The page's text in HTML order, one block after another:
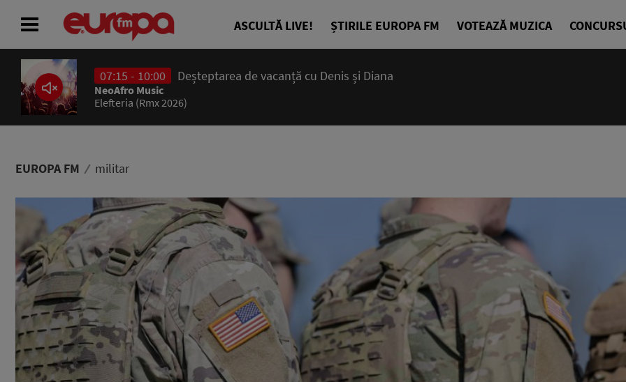
ASCULTĂ LIVE! ȘTIRILE EUROPA FM VOTEAZĂ MUZICA
07:15 - 10:00 Deșteptarea de vacanță cu Denis și Diana
NeoAfro Music
Elefteria (Rmx 2026)
EUROPA FM militar
ACASĂ
ȘTIRI
PODCAST
ASCULTĂ LIVE